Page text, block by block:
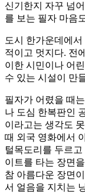
신기한지 자꾸 넘
를 보는 필자 마음
도시 한가운데에
적이고 멋지다. 전
이한 시민이나 어
수 있는 시설이 만
필자가 어렸을 때
나 도심 한복판인
이라고는 생각도
때 외국 영화에서
털목도리를 두르
이트를 타는 장면
참 아름다운 장면
서 얼음을 지치는